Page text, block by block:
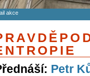
akce
Petr